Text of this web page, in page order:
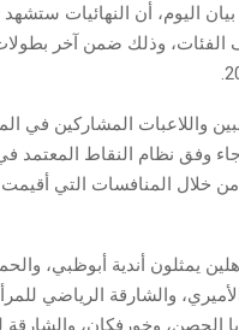
اليوم، أن النهائيات ستشهد
الفئات، وذلك ضمن آخر
واللاعبات المشاركين في
جاء وفق نظام النقاط المعتمد
من خلال المنافسات التي
يمثلون أندية أبوظبي،
والشارقة الرياضي
الحصن، وخورفكان، والشارقة